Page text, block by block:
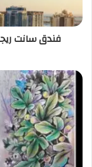
فندق سانت